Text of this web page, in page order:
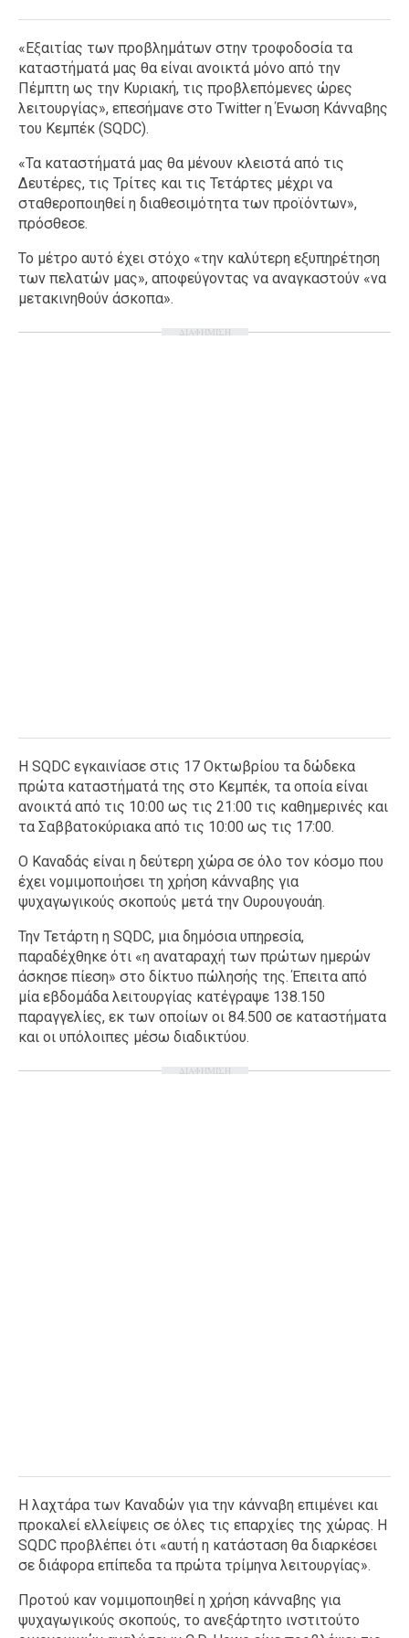
«Εξαιτίας των προβλημάτων στην τροφοδοσία τα
καταστήματά μας θα είναι ανοικτά μόνο από την
Πέμπτη ως την Κυριακή, τις προβλεπόμενες ώρες
λειτουργίας», επεσήμανε στο Twitter η Ένωση Κάνναβης
του Κεμπέκ (SQDC).
«Τα καταστήματά μας θα μένουν κλειστά από τις
Δευτέρες, τις Τρίτες και τις Τετάρτες μέχρι να
σταθεροποιηθεί η διαθεσιμότητα των προϊόντων»,
πρόσθεσε.
Το μέτρο αυτό έχει στόχο «την καλύτερη εξυπηρέτηση
των πελατών μας», αποφεύγοντας να αναγκαστούν «να
μετακινηθούν άσκοπα».
ΔΙΑΦΗΜΙΣΗ
Η SQDC εγκαινίασε στις 17 Οκτωβρίου τα δώδεκα
πρώτα καταστήματά της στο Κεμπέκ, τα οποία είναι
ανοικτά από τις 10:00 ως τις 21:00 τις καθημερινές και
τα Σαββατοκύριακα από τις 10:00 ως τις 17:00.
Ο Καναδάς είναι η δεύτερη χώρα σε όλο τον κόσμο που
έχει νομιμοποιήσει τη χρήση κάνναβης για
ψυχαγωγικούς σκοπούς μετά την Ουρουγουάη.
Την Τετάρτη η SQDC, μια δημόσια υπηρεσία,
παραδέχθηκε ότι «η αναταραχή των πρώτων ημερών
άσκησε πίεση» στο δίκτυο πώλησής της. Έπειτα από
μία εβδομάδα λειτουργίας κατέγραψε 138.150
παραγγελίες, εκ των οποίων οι 84.500 σε καταστήματα
και οι υπόλοιπες μέσω διαδικτύου.
ΔΙΑΦΗΜΙΣΗ
Η λαχτάρα των Καναδών για την κάνναβη επιμένει και
προκαλεί ελλείψεις σε όλες τις επαρχίες της χώρας. Η
SQDC προβλέπει ότι «αυτή η κατάσταση θα διαρκέσει
σε διάφορα επίπεδα τα πρώτα τρίμηνα λειτουργίας».
Προτού καν νομιμοποιηθεί η χρήση κάνναβης για
ψυχαγωγικούς σκοπούς, το ανεξάρτητο ινστιτούτο